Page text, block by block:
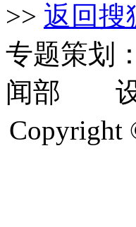
>> 返回搜
专题策划
闻部 设
Copyright